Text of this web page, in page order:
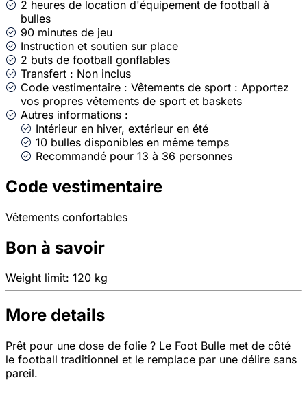
2 heures de location d'équipement de football à
bulles
90 minutes de jeu
Instruction et soutien sur place
2 buts de football gonflables
Transfert : Non inclus
Code vestimentaire : Vêtements de sport : Apportez
vos propres vêtements de sport et baskets
Autres informations :
Intérieur en hiver, extérieur en été
10 bulles disponibles en même temps
Recommandé pour 13 à 36 personnes
Code vestimentaire
Vêtements confortables
Bon à savoir
Weight limit: 120 kg
More details
Prêt pour une dose de folie ? Le Foot Bulle met de côté
le football traditionnel et le remplace par une délire sans
pareil.